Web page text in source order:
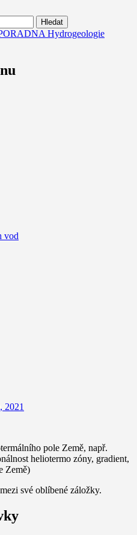
Hydrogeologie
vod
2021
pole Země, např.
heliotermo zóny, gradient,
Země)
své oblíbené záložky.